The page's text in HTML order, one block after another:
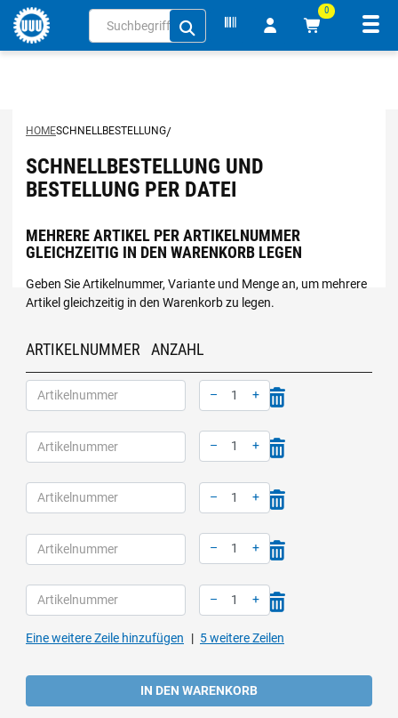
0
HOME /
SCHNELLBESTELLUNG
SCHNELLBESTELLUNG UND
BESTELLUNG PER DATEI
MEHRERE ARTIKEL PER ARTIKELNUMMER
GLEICHZEITIG IN DEN WARENKORB LEGEN
Geben Sie Artikelnummer, Variante und Menge an, um mehrere
Artikel gleichzeitig in den Warenkorb zu legen.
ARTIKELNUMMER ANZAHL
–
+
–
+
–
+
–
+
–
+
Eine weitere Zeile hinzufügen
5 weitere Zeilen
IN DEN WARENKORB